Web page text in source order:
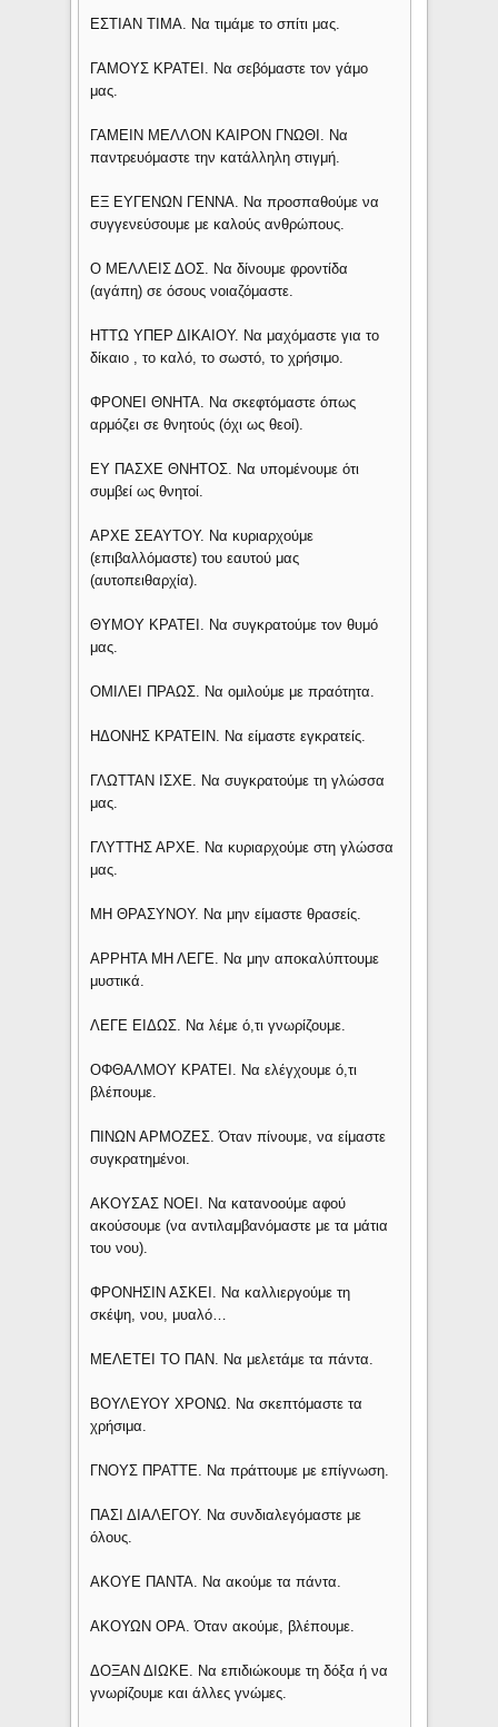
ΕΣΤΙΑΝ ΤΙΜΑ. Να τιμάμε το σπίτι μας.
ΓΑΜΟΥΣ ΚΡΑΤΕΙ. Να σεβόμαστε τον γάμο
μας.
ΓΑΜΕΙΝ ΜΕΛΛΟΝ ΚΑΙΡΟΝ ΓΝΩΘΙ. Να
παντρευόμαστε την κατάλληλη στιγμή.
ΕΞ ΕΥΓΕΝΩΝ ΓΕΝΝΑ. Να προσπαθούμε να
συγγενεύσουμε με καλούς ανθρώπους.
Ο ΜΕΛΛΕΙΣ ΔΟΣ. Να δίνουμε φροντίδα
(αγάπη) σε όσους νοιαζόμαστε.
ΗΤΤΩ ΥΠΕΡ ΔΙΚΑΙΟΥ. Να μαχόμαστε για το
δίκαιο , το καλό, το σωστό, το χρήσιμο.
ΦΡΟΝΕΙ ΘΝΗΤΑ. Να σκεφτόμαστε όπως
αρμόζει σε θνητούς (όχι ως θεοί).
ΕΥ ΠΑΣΧΕ ΘΝΗΤΟΣ. Να υπομένουμε ότι
συμβεί ως θνητοί.
ΑΡΧΕ ΣΕΑΥΤΟΥ. Να κυριαρχούμε
(επιβαλλόμαστε) του εαυτού μας
(αυτοπειθαρχία).
ΘΥΜΟΥ ΚΡΑΤΕΙ. Να συγκρατούμε τον θυμό
μας.
ΟΜΙΛΕΙ ΠΡΑΩΣ. Να ομιλούμε με πραότητα.
ΗΔΟΝΗΣ ΚΡΑΤΕΙΝ. Να είμαστε εγκρατείς.
ΓΛΩΤΤΑΝ ΙΣΧΕ. Nα συγκρατούμε τη γλώσσα
μας.
ΓΛΥΤΤΗΣ ΑΡΧΕ. Να κυριαρχούμε στη γλώσσα
μας.
ΜΗ ΘΡΑΣΥΝΟΥ. Να μην είμαστε θρασείς.
ΑΡΡΗΤΑ ΜΗ ΛΕΓΕ. Να μην αποκαλύπτουμε
μυστικά.
ΛΕΓΕ ΕΙΔΩΣ. Να λέμε ό,τι γνωρίζουμε.
ΟΦΘΑΛΜΟΥ ΚΡΑΤΕΙ. Να ελέγχουμε ό,τι
βλέπουμε.
ΠΙΝΩΝ ΑΡΜΟΖΕΣ. Όταν πίνουμε, να είμαστε
συγκρατημένοι.
ΑΚΟΥΣΑΣ ΝΟΕΙ. Να κατανοούμε αφού
ακούσουμε (να αντιλαμβανόμαστε με τα μάτια
του νου).
ΦΡΟΝΗΣΙΝ ΑΣΚΕΙ. Να καλλιεργούμε τη
σκέψη, νου, μυαλό…
ΜΕΛΕΤΕΙ ΤΟ ΠΑΝ. Να μελετάμε τα πάντα.
ΒΟΥΛΕΥΟΥ ΧΡΟΝΩ. Να σκεπτόμαστε τα
χρήσιμα.
ΓΝΟΥΣ ΠΡΑΤΤΕ. Να πράττουμε με επίγνωση.
ΠΑΣΙ ΔΙΑΛΕΓΟΥ. Να συνδιαλεγόμαστε με
όλους.
ΑΚΟΥΕ ΠΑΝΤΑ. Να ακούμε τα πάντα.
ΑΚΟΥΩΝ ΟΡΑ. Όταν ακούμε, βλέπουμε.
ΔΟΞΑΝ ΔΙΩΚΕ. Να επιδιώκουμε τη δόξα ή να
γνωρίζουμε και άλλες γνώμες.